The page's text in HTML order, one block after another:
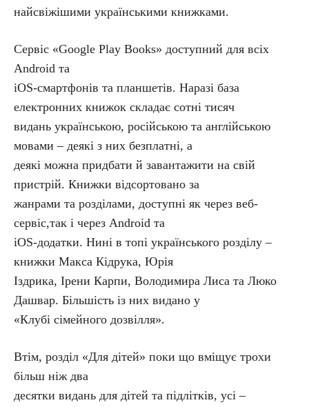
найсвіжішими українськими книжками.
Сервіс «Google Play Books» доступний для всіх
Android та
iOS-смартфонів та планшетів. Наразі база
електронних книжок складає сотні тисяч
видань українською, російською та англійською
мовами – деякі з них безплатні, а
деякі можна придбати й завантажити на свій
пристрій. Книжки відсортовано за
жанрами та розділами, доступні як через веб-
сервіс,так і через Android та
iOS-додатки. Нині в топі українського розділу –
книжки Макса Кідрука, Юрія
Іздрика, Ірени Карпи, Володимира Лиса та Люко
Дашвар. Більшість із них видано у
«Клубі сімейного дозвілля».
Втім, розділ «Для дітей» поки що вміщує трохи
більш ніж два
десятки видань для дітей та підлітків, усі –